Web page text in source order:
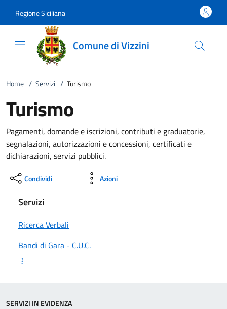
Regione Siciliana
Comune di Vizzini
Home / Servizi / Turismo
Turismo
Pagamenti, domande e iscrizioni, contributi e graduatorie,
segnalazioni, autorizzazioni e concessioni, certificati e
dichiarazioni, servizi pubblici.
Condividi Azioni
Servizi
Ricerca Verbali
Bandi di Gara - C.U.C.
SERVIZI IN EVIDENZA